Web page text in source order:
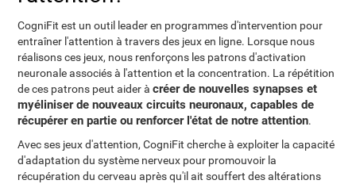
CogniFit est un outil leader en programmes d'intervention pour
entraîner l'attention à travers des jeux en ligne. Lorsque nous
réalisons ces jeux, nous renforçons les patrons d'activation
neuronale associés à l'attention et la concentration. La répétition
de ces patrons peut aider àcréer de nouvelles synapses et
myéliniser de nouveaux circuits neuronaux, capables de
récupérer en partie ou renforcer l'état de notre attention.
Avec ses jeux d'attention, CogniFit cherche à exploiter la capacité
d'adaptation du système nerveux pour promouvoir la
récupération du cerveau après qu'il ait souffert des altérations